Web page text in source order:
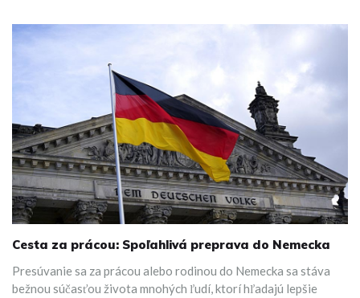
Cesta za prácou: Spoľahlivá preprava do Nemecka
Presúvanie sa za prácou alebo rodinou do Nemecka sa stáva
bežnou súčasťou života mnohých ľudí, ktorí hľadajú lepšie